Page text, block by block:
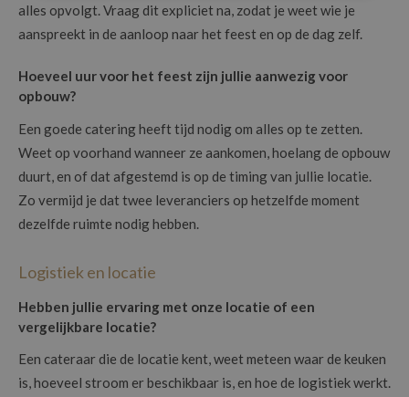
alles opvolgt. Vraag dit expliciet na, zodat je weet wie je
aanspreekt in de aanloop naar het feest en op de dag zelf.
Hoeveel uur voor het feest zijn jullie aanwezig voor
opbouw?
Een goede catering heeft tijd nodig om alles op te zetten.
Weet op voorhand wanneer ze aankomen, hoelang de opbouw
duurt, en of dat afgestemd is op de timing van jullie locatie.
Zo vermijd je dat twee leveranciers op hetzelfde moment
dezelfde ruimte nodig hebben.
Logistiek en locatie
Hebben jullie ervaring met onze locatie of een
vergelijkbare locatie?
Een cateraar die de locatie kent, weet meteen waar de keuken
is, hoeveel stroom er beschikbaar is, en hoe de logistiek werkt.